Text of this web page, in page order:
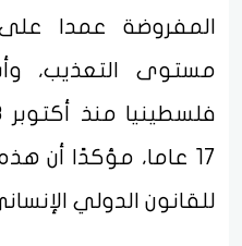
المفروضة عمدا
17 عاما، مؤكدًا أن
للقانون الدولي